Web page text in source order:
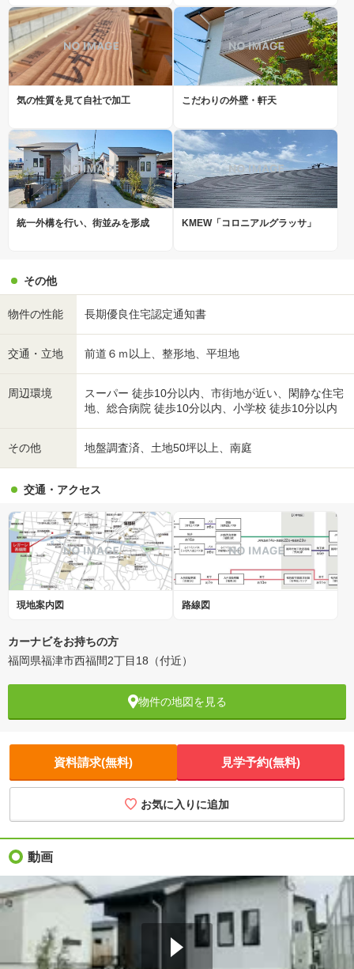
気の性質を見て自社で加工 こだわりの外壁・軒天
統一外構を行い、街並みを形成 KMEW「コロニアルグラッサ」
その他
物件の性能 長期優良住宅認定通知書
交通・立地 前道６ｍ以上、整形地、平坦地
周辺環境
スーパー 徒歩10分以内、市街地が近い、閑静な住宅
地、総合病院 徒歩10分以内、小学校 徒歩10分以内
その他 地盤調査済、土地50坪以上、南庭
交通・アクセス
現地案内図 路線図
カーナビをお持ちの方
福岡県福津市西福間2丁目18（付近）
物件の地図を見る
資料請求(無料) 見学予約(無料)
お気に入りに追加
動画